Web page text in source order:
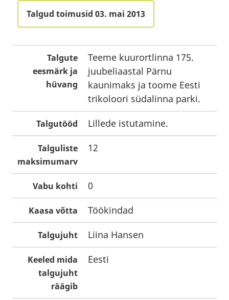
Talgud toimusid 03. mai 2013
Talgute
eesmärk ja
hüvang
Teeme kuurortlinna 175.
juubeliaastal Pärnu
kaunimaks ja toome Eesti
trikoloori südalinna parki.
Talgutööd Lillede istutamine.
Talguliste
maksimumarv
12
Vabu kohti 0
Kaasa võtta Töökindad
Talgujuht Liina Hansen
Keeled mida
talgujuht
räägib
Eesti